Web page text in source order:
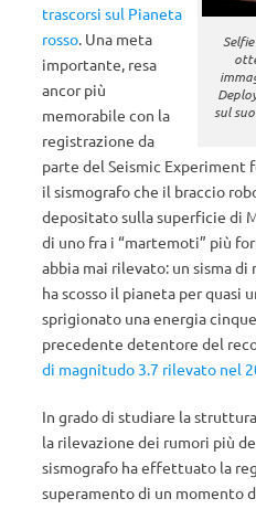
sul
trascorsi sul Pianeta
rosso. Una meta
importante, resa
ancor più
memorabile con la
registrazione da
parte del Seismic Experiment
il sismografo che il braccio
depositato sulla superficie di
di uno fra i “martemoti” più
abbia mai rilevato: un sisma
ha scosso il pianeta per quasi
sprigionato una energia
precedente detentore del
di magnitudo 3.7 rilevato nel
In grado di studiare la
la rilevazione dei rumori più
sismografo ha effettuato la
superamento di un momento